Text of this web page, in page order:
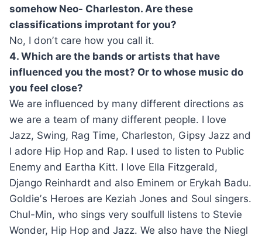
somehow Neo- Charleston. Are these
classifications improtant for you?
No, I donʼt care how you call it.
4. Which are the bands or artists that have
influenced you the most? Or to whose music do
you feel close?
We are influenced by many different directions as
we are a team of many different people. I love
Jazz, Swing, Rag Time, Charleston, Gipsy Jazz and
I adore Hip Hop and Rap. I used to listen to Public
Enemy and Eartha Kitt. I love Ella Fitzgerald,
Django Reinhardt and also Eminem or Erykah Badu.
Goldieʼs Heroes are Keziah Jones and Soul singers.
Chul-Min, who sings very soulfull listens to Stevie
Wonder, Hip Hop and Jazz. We also have the Niegl